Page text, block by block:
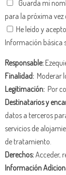
Guarda mi
para la próxima
He leído y
Información básica
Responsable:
Finalidad: Moderar
Legitimación: Por
Destinatarios y
datos a terceros
servicios de
de tratamiento.
Derechos:Acceder,
Información